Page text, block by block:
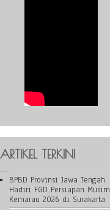
ARTIKEL TERKINI
BPBD Provinsi Jawa Tengah
Hadiri FGD Persiapan Musim
Kemarau 2026 di Surakarta